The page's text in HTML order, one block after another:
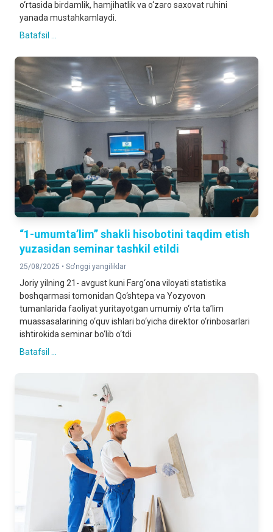
o‘rtasida birdamlik, hamjihatlik va o‘zaro saxovat ruhini
yanada mustahkamlaydi.
Batafsil ...
“1-umumta’lim” shakli hisobotini taqdim etish
yuzasidan seminar tashkil etildi
25/08/2025 • So'nggi yangiliklar
Joriy yilning 21- avgust kuni Farg‘ona viloyati statistika
boshqarmasi tomonidan Qo‘shtepa va Yozyovon
tumanlarida faoliyat yuritayotgan umumiy o‘rta ta’lim
muassasalarining o‘quv ishlari bo‘yicha direktor o‘rinbosarlari
ishtirokida seminar bo‘lib o‘tdi
Batafsil ...